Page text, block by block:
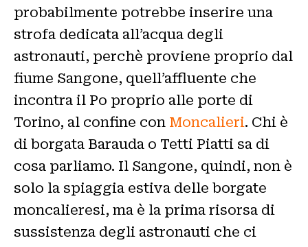
probabilmente potrebbe inserire una
strofa dedicata all’acqua degli
astronauti, perchè proviene proprio dal
fiume Sangone, quell’affluente che
incontra il Po proprio alle porte di
Torino, al confine con Moncalieri. Chi è
di borgata Barauda o Tetti Piatti sa di
cosa parliamo. Il Sangone, quindi, non è
solo la spiaggia estiva delle borgate
moncalieresi, ma è la prima risorsa di
sussistenza degli astronauti che ci